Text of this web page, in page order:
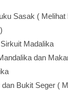
Sasak (
Madalika
dan
dan Bukit Seger (